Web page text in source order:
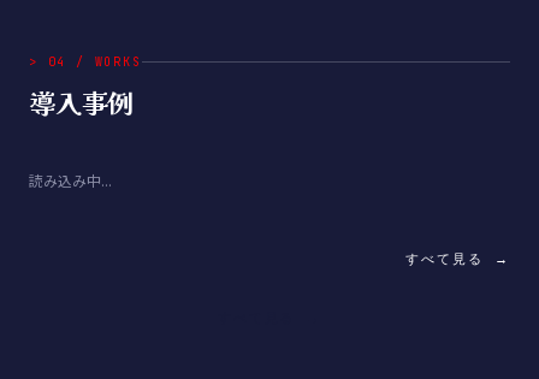
> 04 / WORKS
導入事例
読み込み中...
すべて見る →